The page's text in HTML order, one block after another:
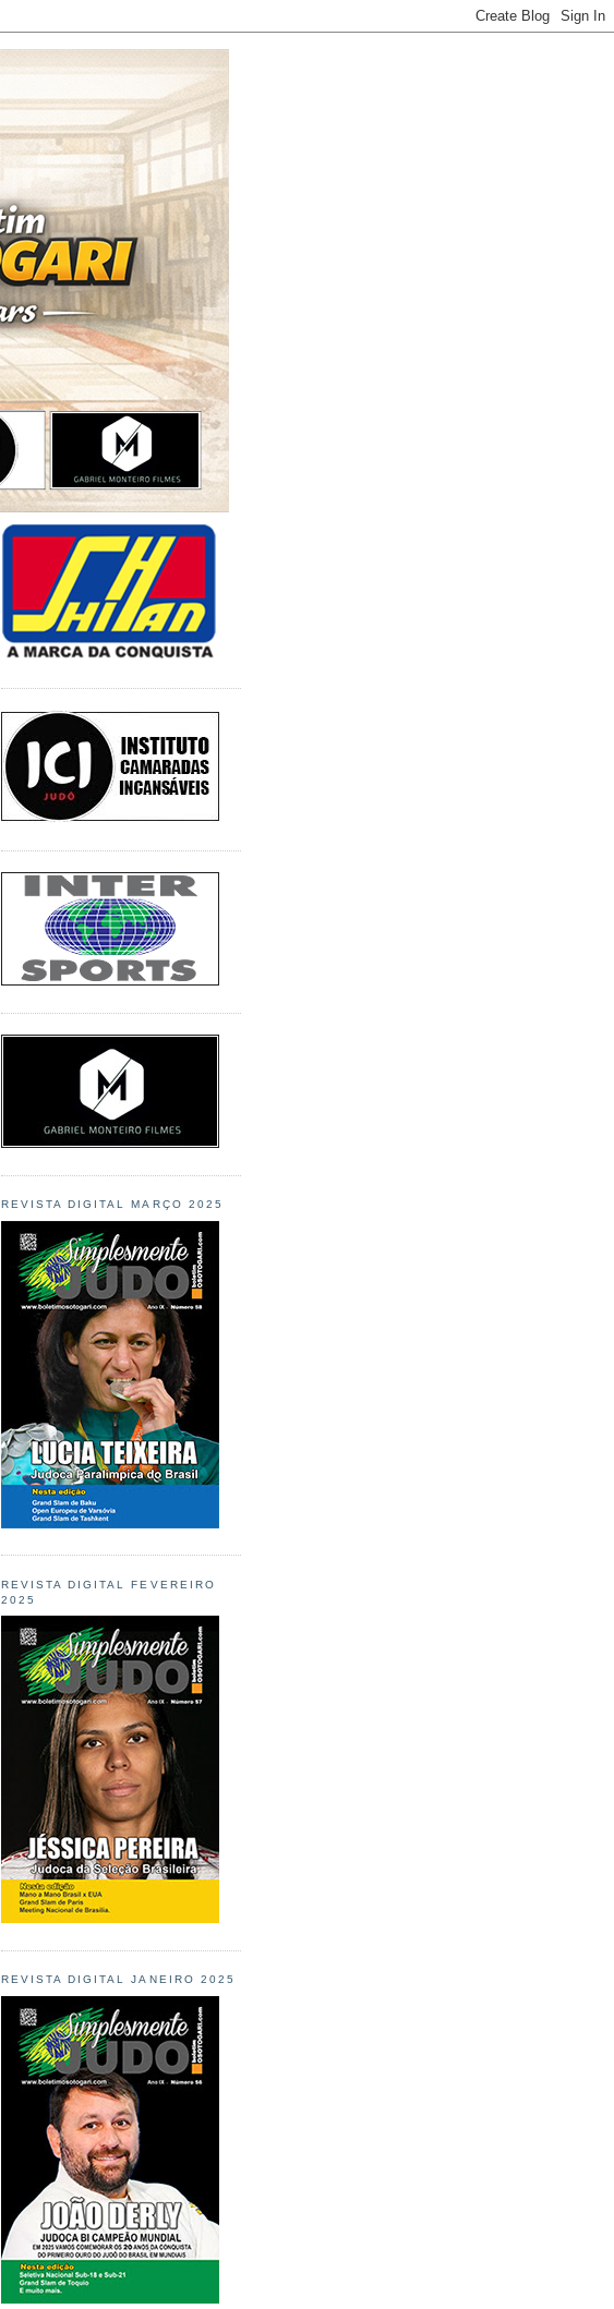
REVISTA DIGITAL MARÇO 2025
REVISTA DIGITAL FEVEREIRO
2025
REVISTA DIGITAL JANEIRO 2025